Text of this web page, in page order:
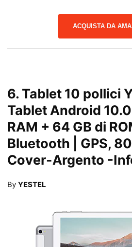
ACQUISTA DA
6. Tablet 10 pollici
Tablet Android
RAM + 64 GB di
Bluetooth | GPS,
Cover-Argento -
By YESTEL